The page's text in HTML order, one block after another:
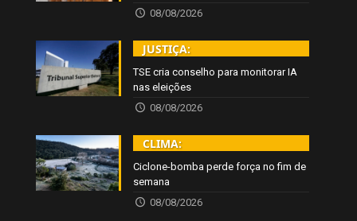
08/08/2026
JUSTIÇA:
TSE cria conselho para monitorar IA
nas eleições
08/08/2026
CLIMA:
Ciclone-bomba perde força no fim de
semana
08/08/2026